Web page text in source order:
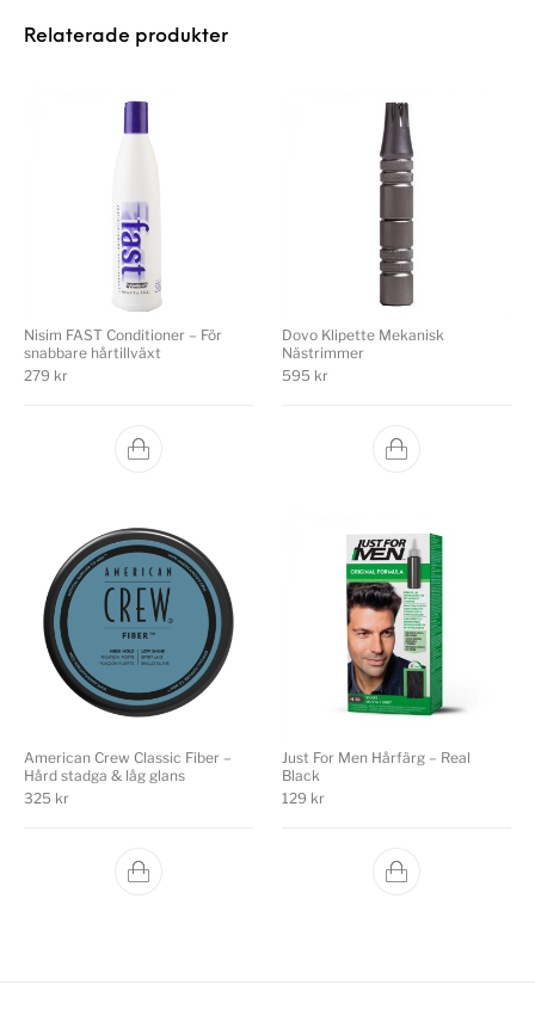
Relaterade produkter
Nisim FAST Conditioner – För
snabbare hårtillväxt
279 kr
Dovo Klipette Mekanisk
Nästrimmer
595 kr
American Crew Classic Fiber –
Hård stadga & låg glans
325 kr
Just For Men Hårfärg – Real
Black
129 kr